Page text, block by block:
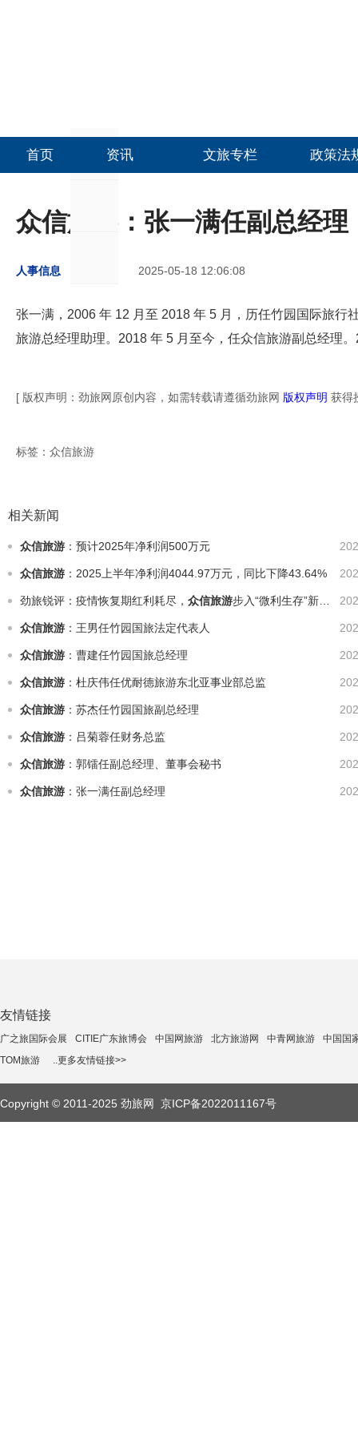
首页 资讯 文旅专栏 政策法
众信旅游：张一满任副总经理
人事信息 2025-05-18 12:06:08
张一满，2006 年 12 月至 2018 年 5 月，历任竹园国际旅行
旅游总经理助理。2018 年 5 月至今，任众信旅游副总经理
[ 版权声明：劲旅网原创内容，如需转载请遵循劲旅网 版权声明 获得
标签： 众信旅游
相关新闻
众信旅游 ：预计2025年净利润500万元
众信旅游 ：2025上半年净利润4044.97万元，同比下降43.64%
劲旅锐评：疫情恢复期红利耗尽， 众信旅游步入“微利生存”新周期?
众信旅游 ：王男任竹园国旅法定代表人
众信旅游 ：曹建任竹园国旅总经理
众信旅游 ：杜庆伟任优耐德旅游东北亚事业部总监
众信旅游 ：苏杰任竹园国旅副总经理
众信旅游 ：吕菊蓉任财务总监
众信旅游 ：郭镭任副总经理、董事会秘书
众信旅游 ：张一满任副总经理
友情链接
广之旅国际会展 CITIE广东旅博会 中国网旅游 北方旅游网 中青网旅游
中国国
TOM旅游
..更多友情链接>>
Copyright © 2011-2025 劲旅网 京ICP备2022011167号